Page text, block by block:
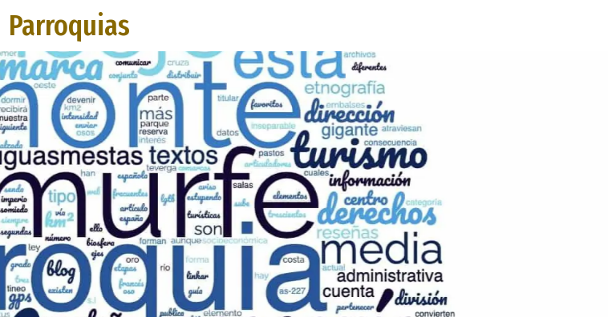
Parroquias